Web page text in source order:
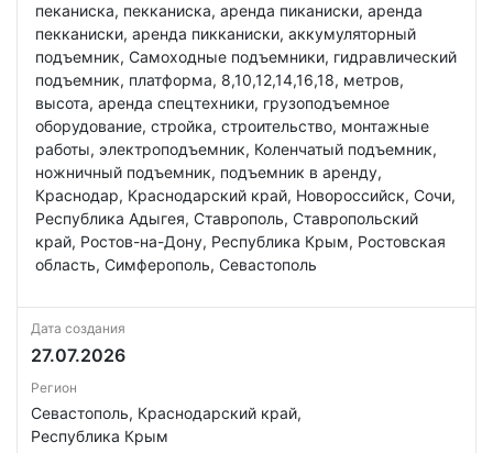
пеканиска, пекканиска, аренда пиканиски, аренда
пекканиски, аренда пикканиски, аккумуляторный
подъемник, Самоходные подъемники, гидравлический
подъемник, платформа, 8,10,12,14,16,18, метров,
высота, аренда спецтехники, грузоподъемное
оборудование, стройка, строительство, монтажные
работы, электроподъемник, Коленчатый подъемник,
ножничный подъемник, подъемник в аренду,
Краснодар, Краснодарский край, Новороссийск, Сочи,
Республика Адыгея, Ставрополь, Ставропольский
край, Ростов-на-Дону, Республика Крым, Ростовская
область, Симферополь, Севастополь
Дата создания
27.07.2026
Регион
Севастополь, Краснодарский край,
Республика Крым